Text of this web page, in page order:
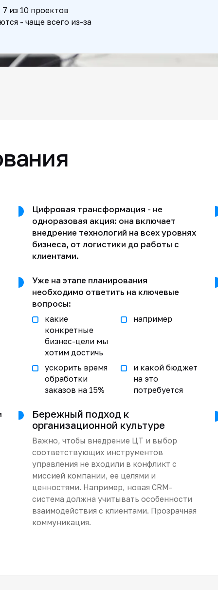
из 10 проектов
- чаще всего из-за
Цифровая трансформация - не
одноразовая акция: она включает
внедрение технологий на всех уровнях
бизнеса, от логистики до работы с
клиентами.
Уже на этапе планирования
необходимо ответить на ключевые
вопросы:
какие
конкретные
бизнес-цели мы
хотим достичь
например
ускорить время
обработки
заказов на 15%
и какой бюджет
на это
потребуется
Бережный подход к
организационной культуре
Важно, чтобы внедрение ЦТ и выбор
соответствующих инструментов
управления не входили в конфликт с
миссией компании, ее целями и
ценностями. Например, новая CRM-
система должна учитывать особенности
взаимодействия с клиентами. Прозрачная
коммуникация.